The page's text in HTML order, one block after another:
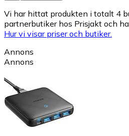
Vi har hittat produkten i totalt 4
partnerbutiker hos Prisjakt och
Hur vi visar priser och butiker.
Annons
Annons